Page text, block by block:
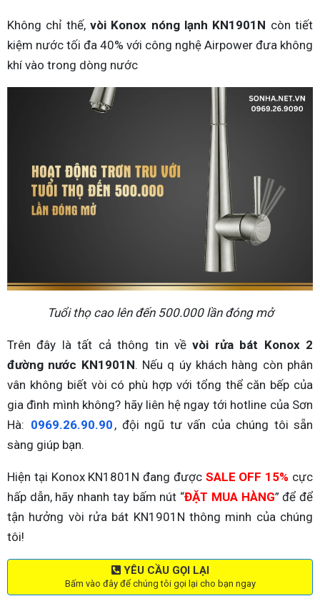
Không chỉ thế, vòi Konox nóng lạnh KN1901N còn tiết
kiệm nước tối đa 40% với công nghệ Airpower đưa không
khí vào trong dòng nước
Tuổi thọ cao lên đến 500.000 lần đóng mở
Trên đây là tất cả thông tin vềvòi rửa bát Konox 2
đường nước KN1901N. Nếu q úy khách hàng còn phân
vân không biết vòi có phù hợp với tổng thể căn bếp của
gia đình mình không? hãy liên hệ ngay tới hotline của Sơn
Hà: 0969.26.90.90 , đội ngũ tư vấn của chúng tôi sẵn
sàng giúp bạn.
Hiện tại Konox KN1801N đang được SALE OFF 15% cực
hấp dẫn, hãy nhanh tay bấm nút “ĐẶT MUA HÀNG” để để
tận hưởng vòi rửa bát KN1901N thông minh của chúng
tôi!
YÊU CẦU GỌI LẠI
Bấm vào đây để chúng tôi gọi lại cho bạn ngay